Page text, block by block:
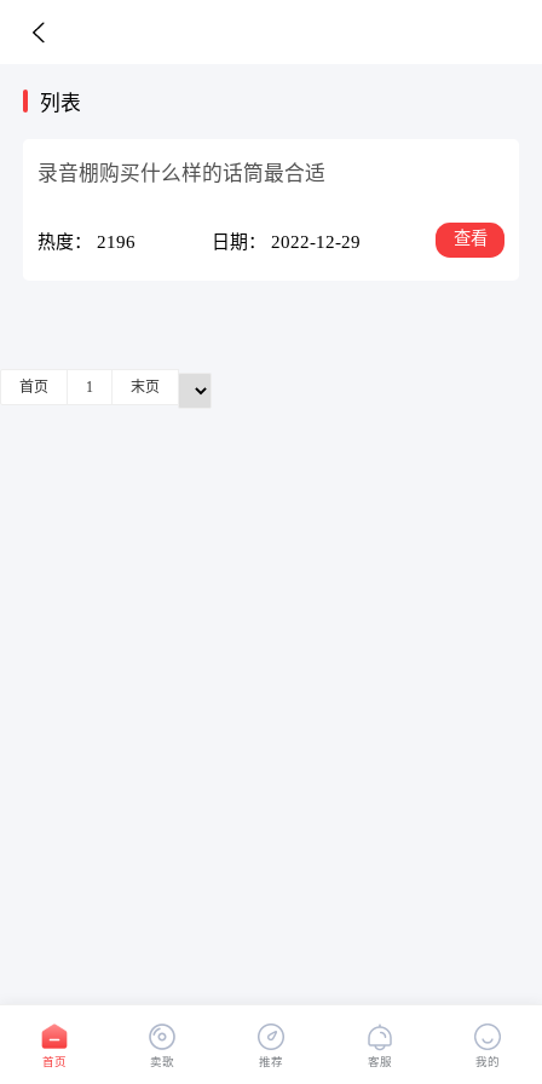
列表
录音棚购买什么样的话筒最合适
热度： 2196 日期： 2022-12-29 查看
首页 1 末页
首页 卖歌 推荐 客服 我的